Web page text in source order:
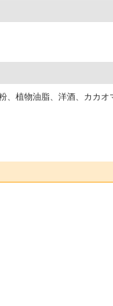
、植物油脂、洋酒、カカオ